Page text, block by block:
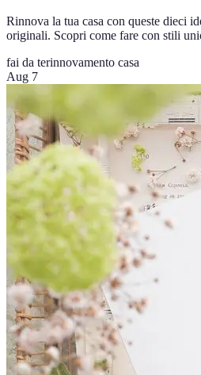
Rinnova la tua casa con queste dieci
originali. Scopri come fare con stili
fai da terinnovamento casa
Aug 7